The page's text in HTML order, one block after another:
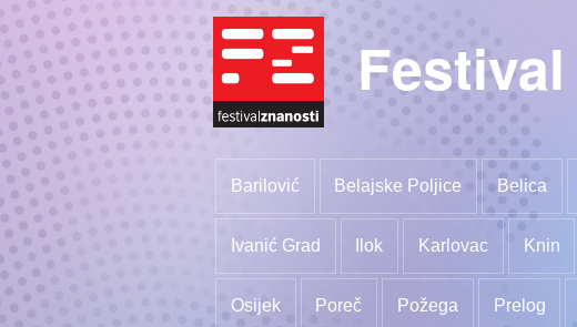
Barilović Belajske Poljice Belica
Ivanić Grad Ilok Karlovac Knin
Osijek Poreč Požega Prelog